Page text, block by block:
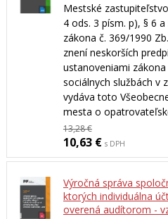
Mestské
4 ods. 3 písm. p), § 6
zákona č. 369/1990
znení neskorších
ustanoveniami
sociálnych službách v
vydáva toto
mesta o
13,28 €
10,63 € s DPH
Výročná správa
ktorých individuálna
overená audítorom -